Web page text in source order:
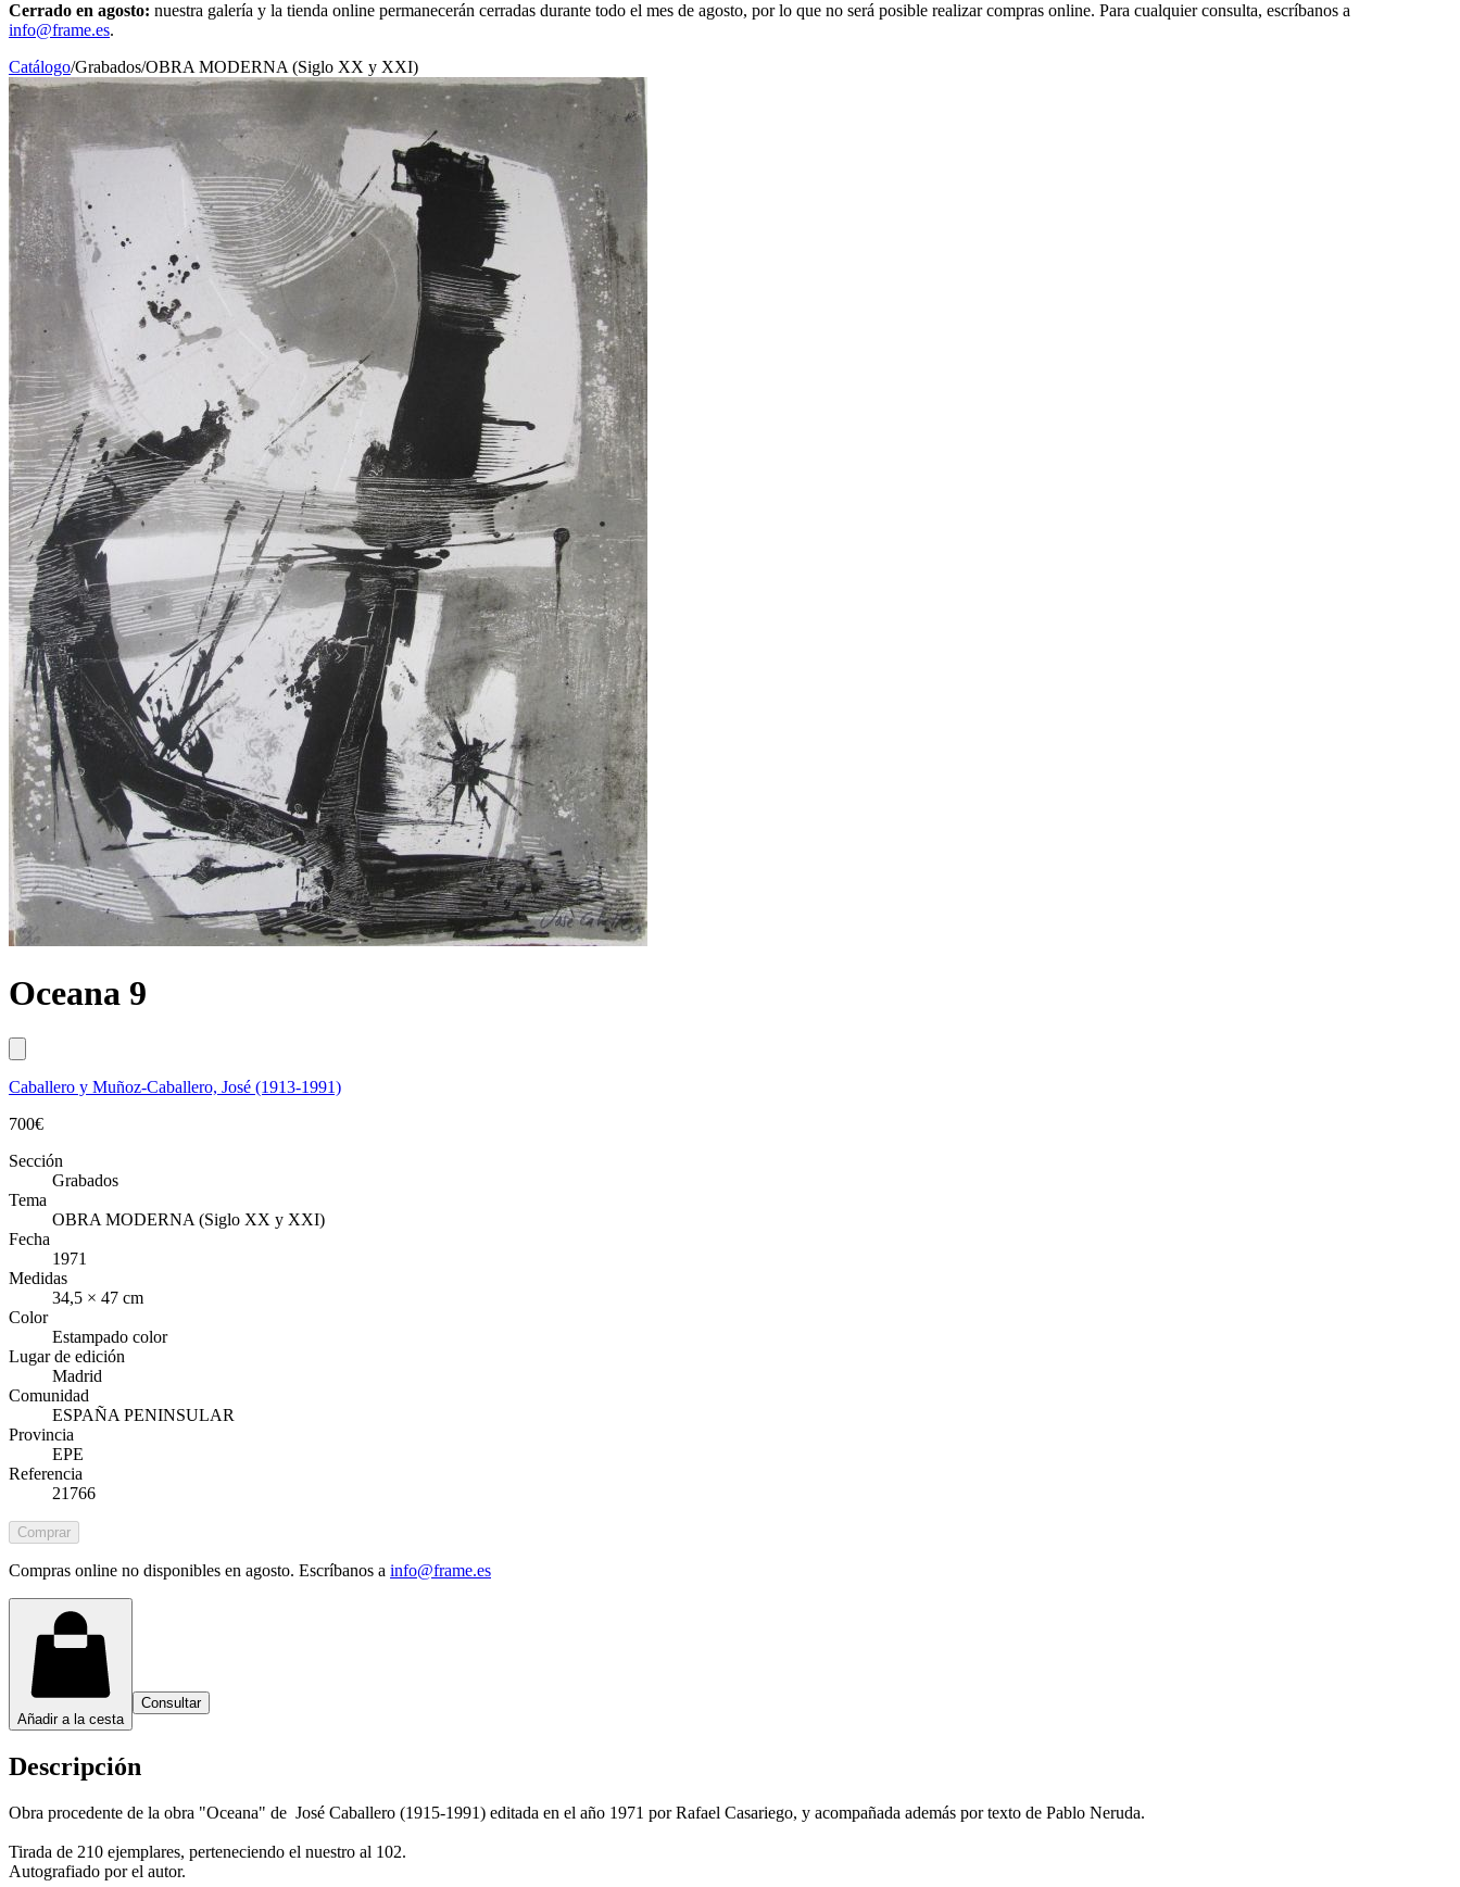
Cerrado en agosto: nuestra galería y la tienda online permanecerán cerradas durante todo el mes de agosto, por lo que no será posible realizar compras online. Para cualquier consulta, escríbanos a
info@frame.es.
Catálogo/Grabados/OBRA MODERNA (Siglo XX y XXI)
Oceana 9
Caballero y Muñoz-Caballero, José (1913-1991)
700€
Sección
Grabados
Tema
OBRA MODERNA (Siglo XX y XXI)
Fecha
1971
Medidas
34,5 × 47 cm
Color
Estampado color
Lugar de edición
Madrid
Comunidad
ESPAÑA PENINSULAR
Provincia
EPE
Referencia
21766
Comprar
Compras online no disponibles en agosto. Escríbanos a info@frame.es
Añadir a la cesta
Consultar
Descripción
Obra procedente de la obra "Oceana" de José Caballero (1915-1991) editada en el año 1971 por Rafael Casariego, y acompañada además por texto de Pablo Neruda.
Tirada de 210 ejemplares, perteneciendo el nuestro al 102.
Autografiado por el autor.